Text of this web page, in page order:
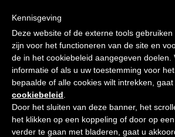
content
Afrekenen
Winkelmand
Open
mobile
menu
Close
mobile
menu
Kennisgeving
Deze website of de externe tools
zijn voor het functioneren van de site en
de in het cookiebeleid aangegeven doelen.
informatie of als u uw toestemming voor
bepaalde of alle cookies wilt intrekken,
cookiebeleid
Door het sluiten van deze banner, het
het klikken op een koppeling of door op
verder te gaan met bladeren, gaat u